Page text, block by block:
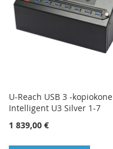
U-Reach USB 3 -kopiokone
Intelligent U3 Silver 1-7
1 839,00 €